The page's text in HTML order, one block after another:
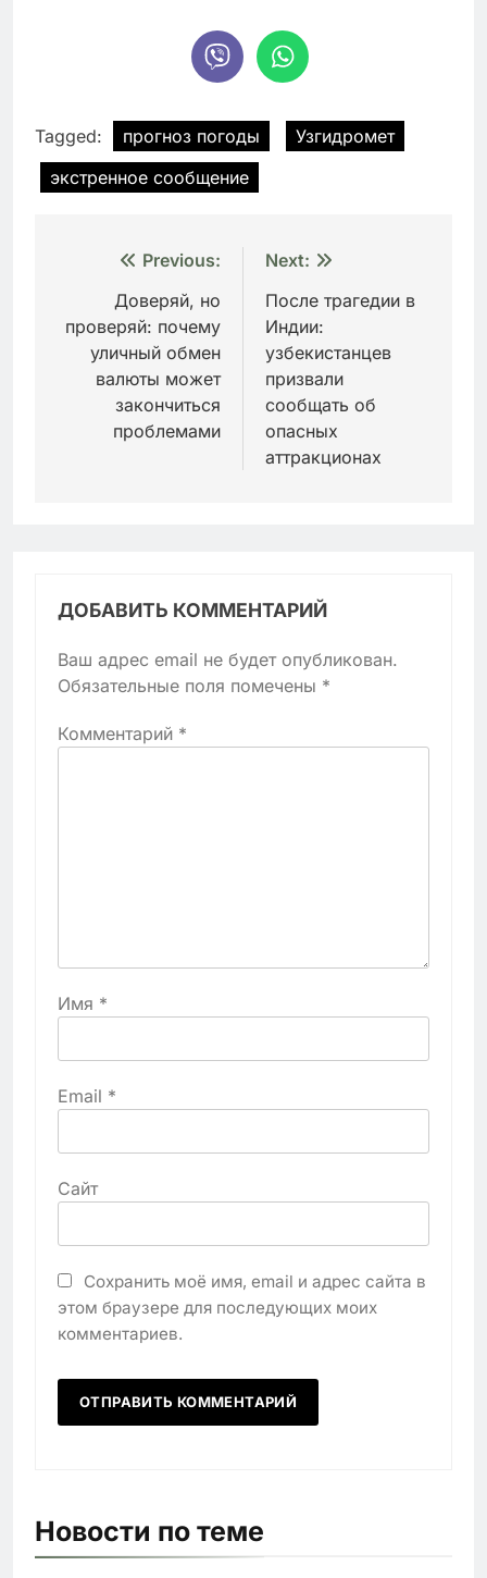
Tagged: прогноз погоды
Узгидромет
экстренное сообщение
Навигация
записям
Previous:
Доверяй, но
проверяй: почему
уличный обмен
валюты может
закончиться
проблемами
Next:
После трагедии в
Индии:
узбекистанцев
призвали
сообщать об
опасных
аттракционах
ДОБАВИТЬ КОММЕНТАРИЙ
Ваш адрес email не будет опубликован.
Обязательные поля помечены *
Комментарий *
Имя *
Email *
Сайт
Сохранить моё имя, email и адрес сайта в
этом браузере для последующих моих
комментариев.
Новости по теме